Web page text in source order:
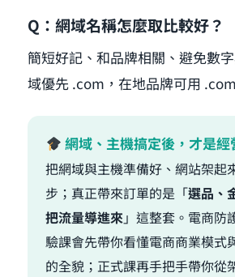
Q：網域名稱怎麼取比較好？
簡短好記、和品牌相關、避免數
域優先 .com，在地品牌可用
網域、主機搞定後，才是經
把網域與主機準備好、網站架起
步；真正帶來訂單的是「選品、
把流量導進來」這整套。電商防
驗課會先帶你看懂電商商業模式
的全貌；正式課再手把手帶你從